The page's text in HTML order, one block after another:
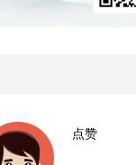
点赞